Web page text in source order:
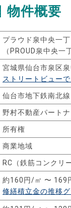
物件概要
プラウド泉中央一
（PROUD泉中央一
宮城県仙台市泉区
ストリートビュー
仙台市地下鉄南北
野村不動産パート
所有権
商業地域
RC（鉄筋コンクリ
約160円/㎡ 〜 169
修繕積立金の推移